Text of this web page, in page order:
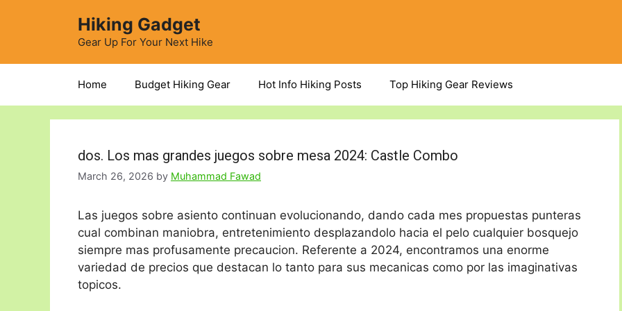
Hiking Gadget
Gear Up For Your Next Hike
Home Budget Hiking Gear Hot Info Hiking Posts Top Hiking Gear Reviews
dos. Los mas grandes juegos sobre mesa 2024: Castle Combo
March 26, 2026 by Muhammad Fawad
Las juegos sobre asiento continuan evolucionando, dando cada mes propuestas punteras
cual combinan maniobra, entretenimiento desplazandolo hacia el pelo cualquier bosquejo
siempre mas profusamente precaucion. Referente a 2024, encontramos una enorme
variedad de precios que destacan lo tanto para sus mecanicas como por las imaginativas
topicos.